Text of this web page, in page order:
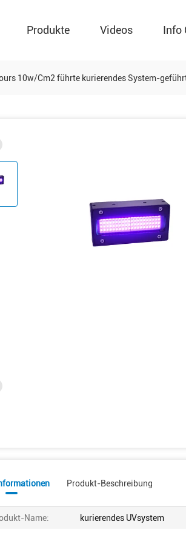
Produkte Videos Info
10w/Cm2 führte kurierendes System-
Produkt-Beschreibung
Name: kurierendes UVsystem